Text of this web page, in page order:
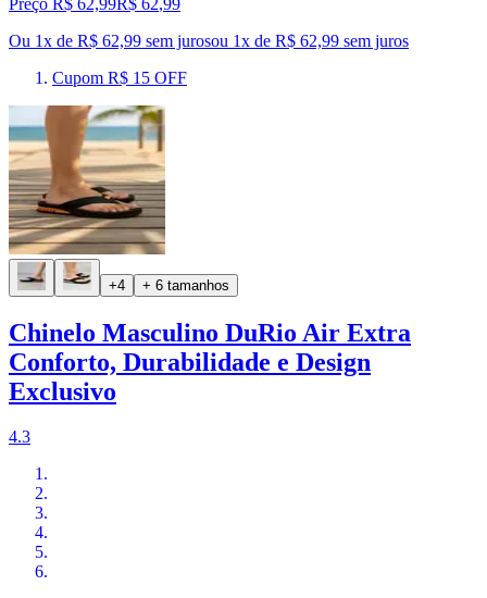
Ou 1x de R$ 62,99 sem jurosou 1x de R$ 62,99 sem juros
Cupom R$ 15 OFF
+4 + 6 tamanhos
Chinelo Masculino DuRio Air Extra
Conforto, Durabilidade e Design
Exclusivo
4.3